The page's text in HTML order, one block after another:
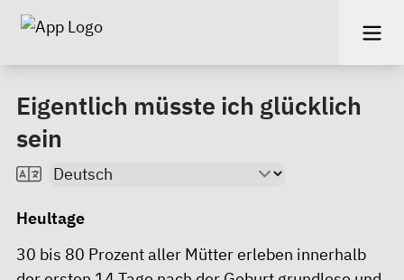
Eigentlich müsste ich glücklich
sein
Heultage
30 bis 80 Prozent aller Mütter erleben innerhalb